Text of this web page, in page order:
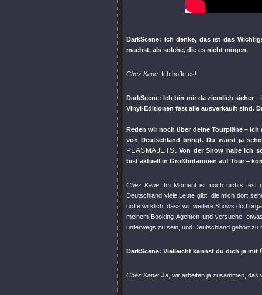
DarkScene: Ich denke, das ist das
machst, als solche, die es nicht mögen.
Chez Kane: Ich hoffe es!
DarkScene: Ich bin mir da ziemlich sicher
Vinyl-Editionen fast alle ausverkauft sind.
Reden wir noch über deine Tourpläne –
von Deutschland bringt. Du warst ja
PLASMAJETS. Von der Show habe ich
bist aktuell in Großbritannien auf Tour –
Chez Kane: Im Moment ist noch nichts fest
Deutschland viele Leute gibt, die mich dort
hoffe wirklich, dass wir weitere Shows dort
meinem Booking-Agenten und versuche,
unterwegs zu sein, und Deutschland gehört zu
DarkScene: Vielleicht kannst du dich ja mit
Chez Kane: Ja, wir arbeiten ja zusammen, das